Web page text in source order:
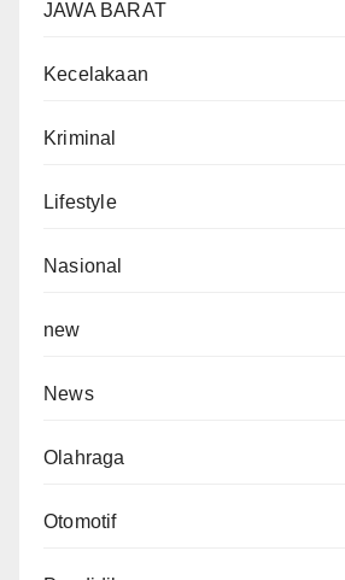
JAWA BARAT
Kecelakaan
Kriminal
Lifestyle
Nasional
new
News
Olahraga
Otomotif